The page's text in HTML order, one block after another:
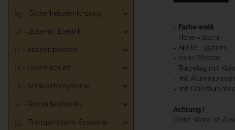
- Farbe weiß
- Höhe = 80cm
- Breite = 350cm
- ohne Pfosten
- Torbelag mit
- mit
- mit
Achtung !
Diese Ware ist
09 - Sicherheitseinrichtung
10 - Zubehör Elektrik
11 - Absperrpfosten
12 - Rammschutz
13 - Schiebetorsysteme
14 - Röhrenlaufwerke
15 - Transportbahn-Systeme